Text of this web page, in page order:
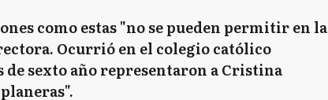
como estas "no se pueden permitir en la
Ocurrió en el colegio católico
de sexto año representaron a Cristina